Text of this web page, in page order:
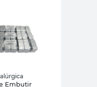
Embutir